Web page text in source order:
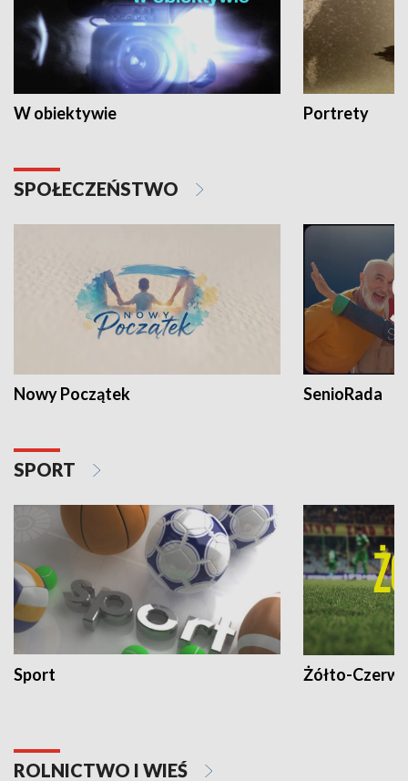
W obiektywie Portrety
SPOŁECZEŃSTWO
Nowy Początek SenioRada
SPORT
Sport Żółto-
ROLNICTWO I WIEŚ